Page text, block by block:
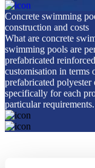
Concrete swimming
construction and costs
What are concrete
swimming pools are
prefabricated
customisation in terms
prefabricated
specifically for each
particular